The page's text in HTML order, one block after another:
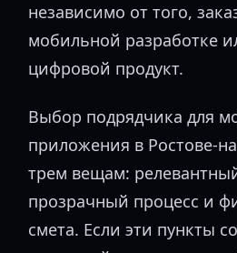
независимо от того,
мобильной разработке
цифровой продукт.
Выбор подрядчика для
приложения в Ростове-
трем вещам:
прозрачный процесс и
смета. Если эти пункты